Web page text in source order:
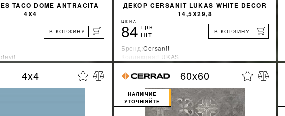
TACO DOME ANTRACITA
4X4
В КОРЗИНУ
Испания
УЗНАТЬ СВОЮ СКИДКУ %
ДЕКОР CERSANIT LUKAS WHITE DECOR
14,5X29,8
ЦЕНА
84 грн
шт В КОРЗИНУ
Бренд:Cersanit
Коллекция:LUKAS
Страна-производитель:Украина
УЗНАТЬ СВОЮ СКИДКУ %
КУПИТЬ
4x4 60x60
НАЛИЧИЕ
УТОЧНЯЙТЕ